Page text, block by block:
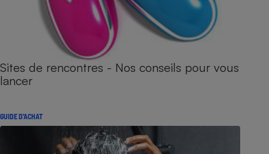
Sites de rencontres - Nos conseils pour vous
lancer
GUIDE D'ACHAT